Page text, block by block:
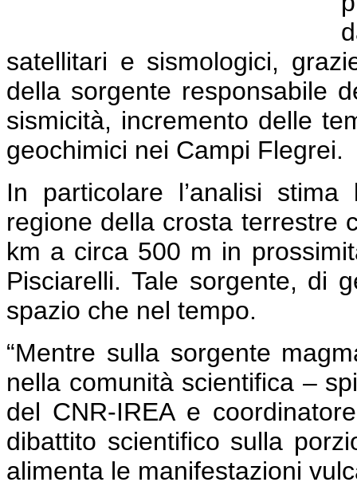
satellitari e sismologici,
della sorgente responsabile
sismicità, incremento delle
geochimici nei Campi Flegrei.
In particolare l’analisi
regione della crosta terrestre
km a circa 500 m in
Pisciarelli. Tale sorgente, di
spazio che nel tempo.
“Mentre sulla sorgente
nella comunità scientifica –
del CNR-IREA e
dibattito scientifico sulla
alimenta le manifestazioni